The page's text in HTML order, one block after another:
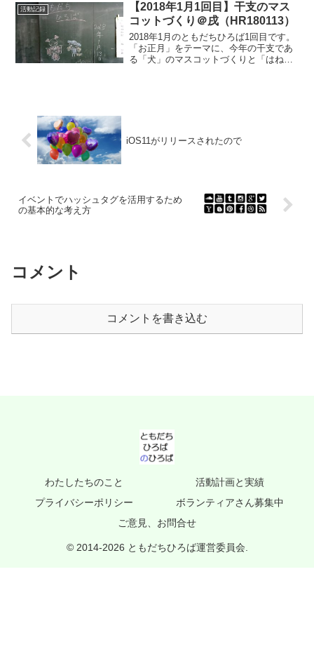
活動記録
【2018年1月1回目】干支のマス
コットづくり＠戌（HR180113）
2018年1月のともだちひろば1回目です。
「お正月」をテーマに、今年の干支であ
る「犬」のマスコットづくりと「はねつ
iOS11がリリースされたので
イベントでハッシュタグを活用するため
の基本的な考え方
コメント
コメントを書き込む
わたしたちのこと
活動計画と実績
プライバシーポリシー
ボランティアさん募集中
ご意見、お問合せ
© 2014-2026 ともだちひろば運営委員会.